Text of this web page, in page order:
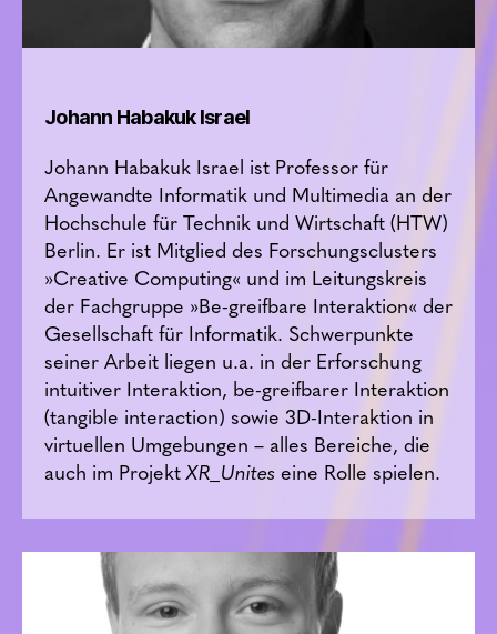
Johann Habakuk Israel
Johann Habakuk Israel ist Professor für
Angewandte Informatik und Multimedia an der
Hochschule für Technik und Wirtschaft (HTW)
Berlin. Er ist Mitglied des Forschungsclusters
»Creative Computing« und im Leitungskreis
der Fachgruppe »Be-greifbare Interaktion« der
Gesellschaft für Informatik. Schwerpunkte
seiner Arbeit liegen u.a. in der Erforschung
intuitiver Interaktion, be-greifbarer Interaktion
(tangible interaction) sowie 3D-Interaktion in
virtuellen Umgebungen – alles Bereiche, die
auch im ProjektXR_Uniteseine Rolle spielen.